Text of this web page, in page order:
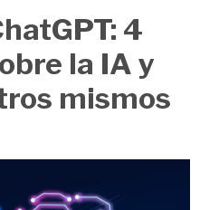
4
la IA y
mismos